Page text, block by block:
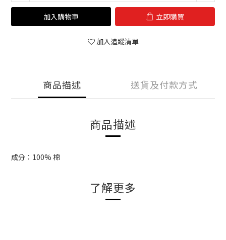
加入購物車 立即購買
加入追蹤清單
商品描述 送貨及付款方式
商品描述
成分：100% 棉
了解更多